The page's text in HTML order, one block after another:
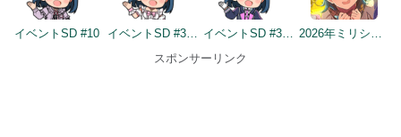
イベントSD #10 イベントSD #370 イベントSD #395
2026年ミリシタ9周年カウントダウン（2日前）
スポンサーリンク